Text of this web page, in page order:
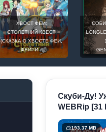
ХВОСТ ФЕИ:
СТОЛЕТНИЙ КВЕСТ
(СКАЗКА О ХВОСТЕ ФЕИ,
ФЕЙРИ...
Скуби-Ду!
WEBRip [31
193.37 MB